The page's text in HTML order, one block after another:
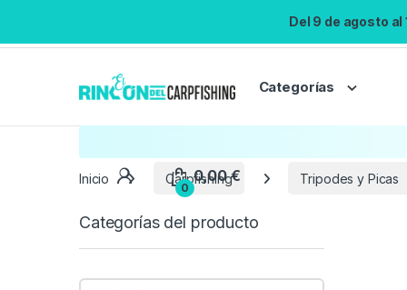
Del 9 de agosto
Categorías
Inicio Carpfishing Tripodes y Picas
Categorías del producto